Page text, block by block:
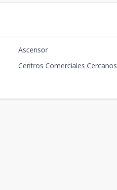
Ascensor
Centros Comerciales Cercanos